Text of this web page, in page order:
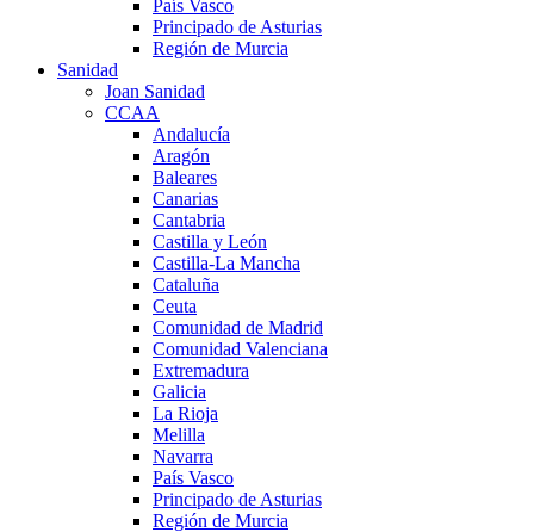
País Vasco
Principado de Asturias
Región de Murcia
Sanidad
Joan Sanidad
CCAA
Andalucía
Aragón
Baleares
Canarias
Cantabria
Castilla y León
Castilla-La Mancha
Cataluña
Ceuta
Comunidad de Madrid
Comunidad Valenciana
Extremadura
Galicia
La Rioja
Melilla
Navarra
País Vasco
Principado de Asturias
Región de Murcia